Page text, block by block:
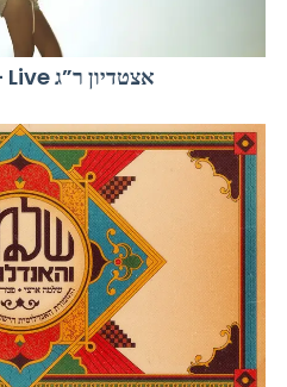
אודיה – עשר רמות מעליו – Live אצטדיון ר”ג